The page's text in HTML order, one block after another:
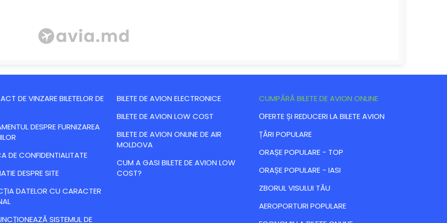
DE VINZARE BILETELOR DE
DESPRE FURNIZAREA
DE CONFIDENTIALITATE
DESPRE SITE
DATELOR CU CARACTER
SISTEMUL DE
BILETE DE AVION ELECTRONICE
BILETE DE AVION LOW COST
BILETE DE AVION ONLINE DE AIR
MOLDOVA
CUM A GASI BILETE DE AVION LOW
COST?
CUMPĂRĂ BILETE DE AVION ONLINE
ОFERTE ȘI REDUCERI LA BILETE AVION
ȚĂRI POPULARE
ORAȘE POPULARE - TOP
ORAȘE POPULARE - IASI
ZBORUL VISULUI TĂU
AEROPORTURI POPULARE